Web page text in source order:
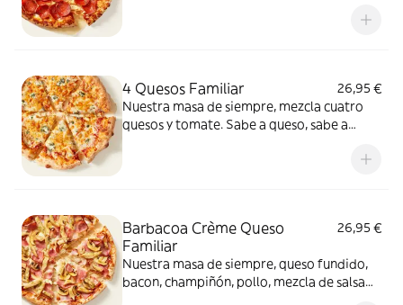
4 Quesos Familiar
26,95 €
Nuestra masa de siempre, mezcla cuatro
quesos y tomate. Sabe a queso, sabe a
Barbacoa Crème Queso
Familiar
26,95 €
Nuestra masa de siempre, queso fundido,
bacon, champiñón, pollo, mezcla de salsa